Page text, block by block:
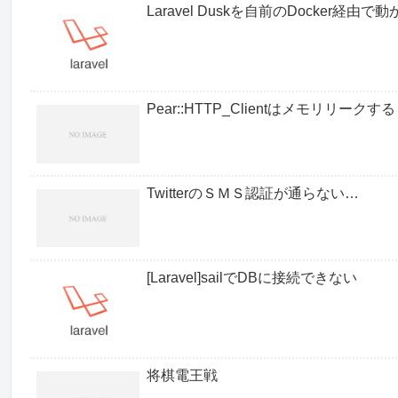
Laravel Duskを自前のDocker経由で動
Pear::HTTP_Clientはメモリリークする
TwitterのＳＭＳ認証が通らない…
[Laravel]sailでDBに接続できない
将棋電王戦